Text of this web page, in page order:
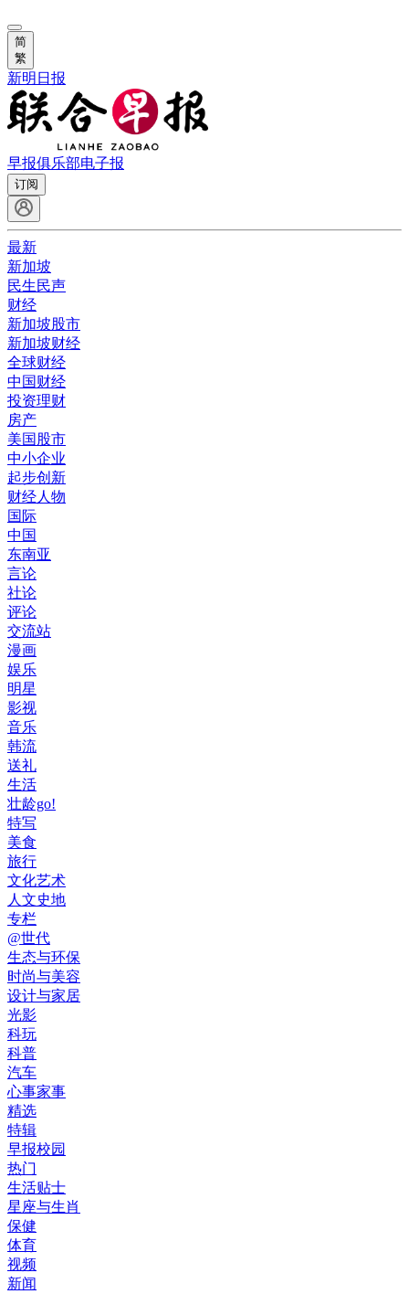
简
繁
新明日报
早报俱乐部电子报
订阅
最新
新加坡
民生民声
财经
新加坡股市
新加坡财经
全球财经
中国财经
投资理财
房产
美国股市
中小企业
起步创新
财经人物
国际
中国
东南亚
言论
社论
评论
交流站
漫画
娱乐
明星
影视
音乐
韩流
送礼
生活
壮龄go!
特写
美食
旅行
文化艺术
人文史地
专栏
@世代
生态与环保
时尚与美容
设计与家居
光影
科玩
科普
汽车
心事家事
精选
特辑
早报校园
热门
生活贴士
星座与生肖
保健
体育
视频
新闻